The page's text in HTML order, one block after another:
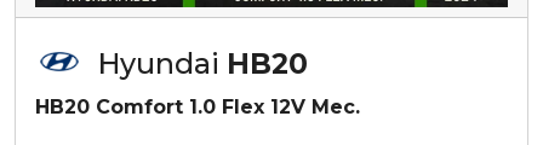
Hyundai HB20
HB20 Comfort 1.0 Flex 12V Mec.